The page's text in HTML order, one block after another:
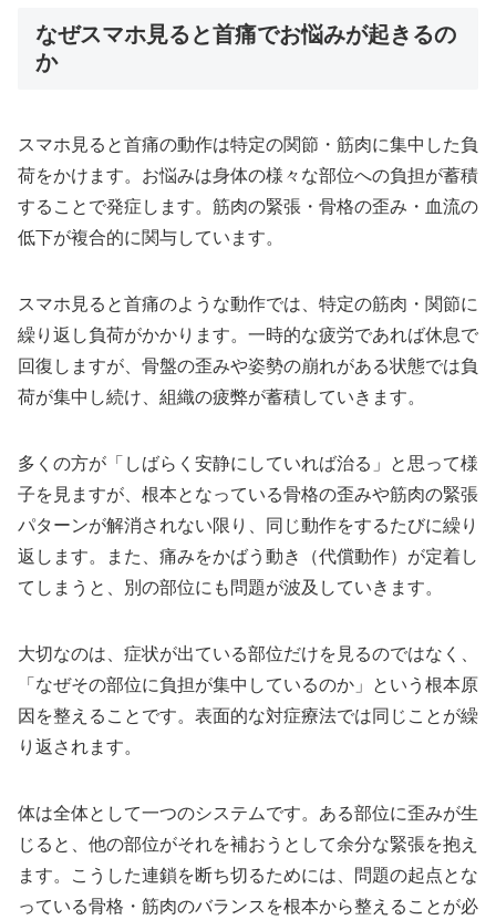
なぜスマホ見ると首痛でお悩みが起きるの
か
スマホ見ると首痛の動作は特定の関節・筋肉に集中した負
荷をかけます。お悩みは身体の様々な部位への負担が蓄積
することで発症します。筋肉の緊張・骨格の歪み・血流の
低下が複合的に関与しています。
スマホ見ると首痛のような動作では、特定の筋肉・関節に
繰り返し負荷がかかります。一時的な疲労であれば休息で
回復しますが、骨盤の歪みや姿勢の崩れがある状態では負
荷が集中し続け、組織の疲弊が蓄積していきます。
多くの方が「しばらく安静にしていれば治る」と思って様
子を見ますが、根本となっている骨格の歪みや筋肉の緊張
パターンが解消されない限り、同じ動作をするたびに繰り
返します。また、痛みをかばう動き（代償動作）が定着し
てしまうと、別の部位にも問題が波及していきます。
大切なのは、症状が出ている部位だけを見るのではなく、
「なぜその部位に負担が集中しているのか」という根本原
因を整えることです。表面的な対症療法では同じことが繰
り返されます。
体は全体として一つのシステムです。ある部位に歪みが生
じると、他の部位がそれを補おうとして余分な緊張を抱え
ます。こうした連鎖を断ち切るためには、問題の起点とな
っている骨格・筋肉のバランスを根本から整えることが必